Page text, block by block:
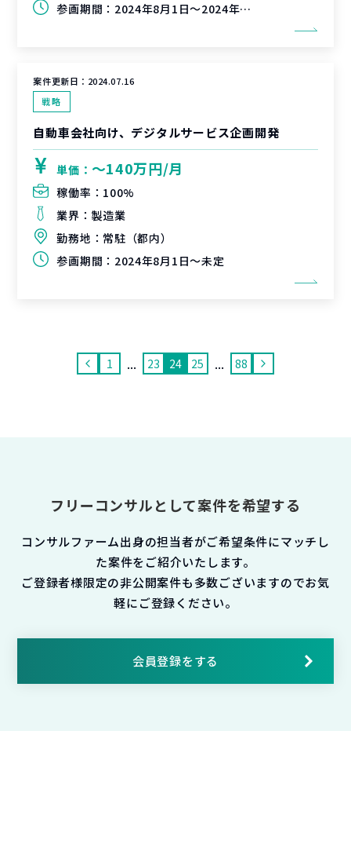
参画期間： 2024年8月1日～2024年10月31日（延長可能性有）
案件更新日： 2024.07.16
戦略
自動車会社向け、デジタルサービス企画開発
単価： 〜140万円/月
稼働率： 100%
業界： 製造業
勤務地： 常駐（都内）
参画期間： 2024年8月1日～未定
1 ... 23 24 25 ... 88
フリーコンサルとして案件を希望する
コンサルファーム出身の担当者がご希望条件にマッチし
た案件をご紹介いたします。
ご登録者様限定の非公開案件も多数ございますのでお気
軽にご登録ください。
会員登録をする